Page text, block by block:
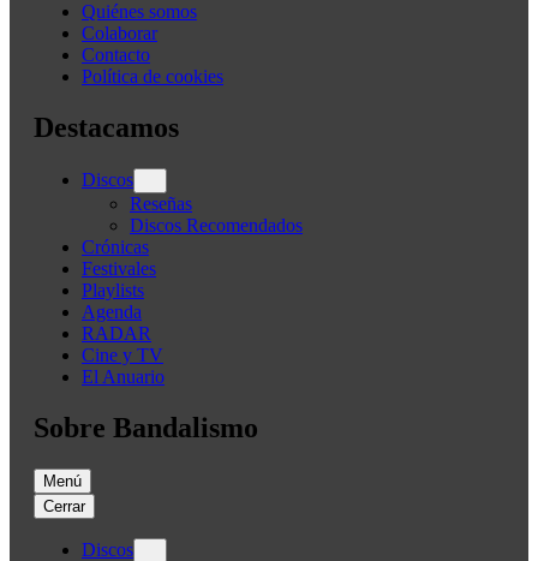
Quiénes somos
Colaborar
Contacto
Política de cookies
Destacamos
Discos
Reseñas
Discos Recomendados
Crónicas
Festivales
Playlists
Agenda
RADAR
Cine y TV
El Anuario
Sobre Bandalismo
Menú
Cerrar
Discos